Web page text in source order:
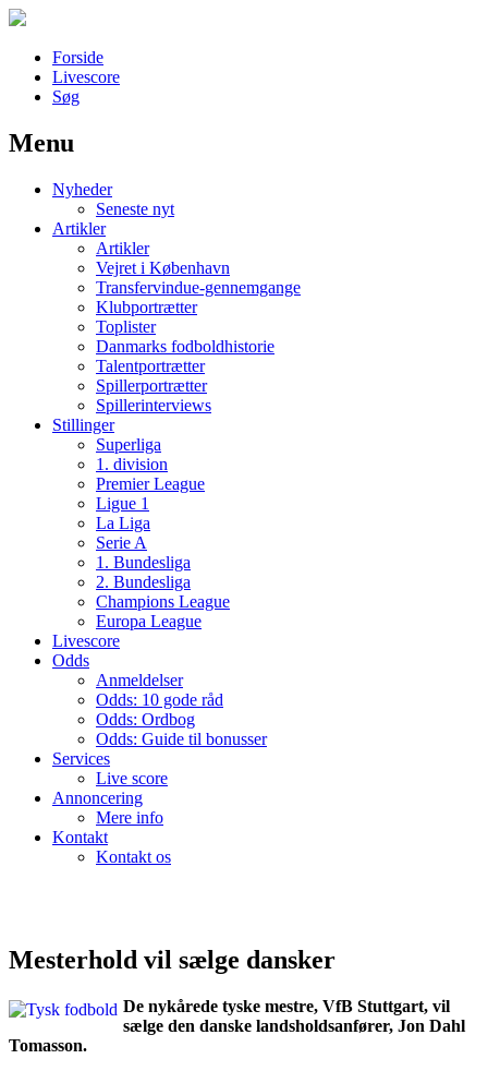
Forside
Livescore
Søg
Наши партнеры
лучшие займы
Menu
Nyheder
Seneste nyt
Artikler
Artikler
Vejret i København
Transfervindue-gennemgange
Klubportrætter
Toplister
Danmarks fodboldhistorie
Talentportrætter
Spillerportrætter
Spillerinterviews
Stillinger
Superliga
1. division
Premier League
Ligue 1
La Liga
Serie A
1. Bundesliga
2. Bundesliga
Champions League
Europa League
Livescore
Odds
Anmeldelser
Odds: 10 gode råd
Odds: Ordbog
Odds: Guide til bonusser
Services
Live score
Annoncering
Mere info
Kontakt
Kontakt os
Mesterhold vil sælge dansker
De nykårede tyske mestre, VfB Stuttgart, vil
sælge den danske landsholdsanfører, Jon Dahl
Tomasson.